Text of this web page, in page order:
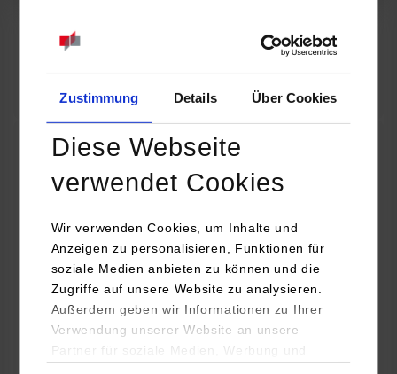
Zustimmung Details Über Cookies
Diese Webseite
verwendet Cookies
Wir verwenden Cookies, um Inhalte und
Anzeigen zu personalisieren, Funktionen für
soziale Medien anbieten zu können und die
Zugriffe auf unsere Website zu analysieren.
Außerdem geben wir Informationen zu Ihrer
Verwendung unserer Website an unsere
Partner für soziale Medien, Werbung und
Online INDIS-Infoveranstaltung für Studierende
Zum Event
Technologietag: Clean Urban Transportation –
nachhaltige Mobilität im (sub)urbanen Umfeld
16.09.2026 - 17.09.2026
Im Mittelpunkt stehen elektrische Antriebe, moderne
Batterietechnologien und innovative Fahrzeugkonzepte für
nachhaltige Mobilität in Stadt und…